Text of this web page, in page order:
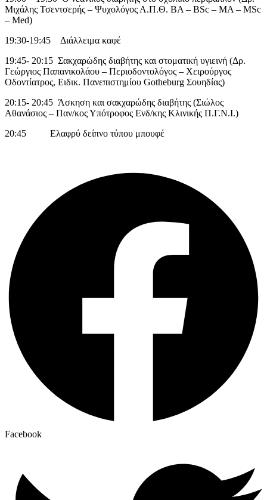
Μιχάλης Τσεντσερής – Ψυχολόγος Α.Π.Θ. BA – BSc – MA – MSc
– Med)
19:30-19:45 Διάλλειμα καφέ
19:45- 20:15 Σακχαρώδης διαβήτης και στοματική υγιεινή (Δρ.
Γεώργιος Παπανικολάου – Περιοδοντολόγος – Χειρούργος
Οδοντίατρος, Ειδικ. Πανεπιστημίου Gotheburg Σουηδίας)
20:15- 20:45 Άσκηση και σακχαρώδης διαβήτης (Σιώλος
Αθανάσιος – Παν/κος Υπότροφος Ενδ/κης Κλινικής Π.Γ.Ν.Ι.)
20:45 Ελαφρύ δείπνο τύπου μπουφέ
Facebook